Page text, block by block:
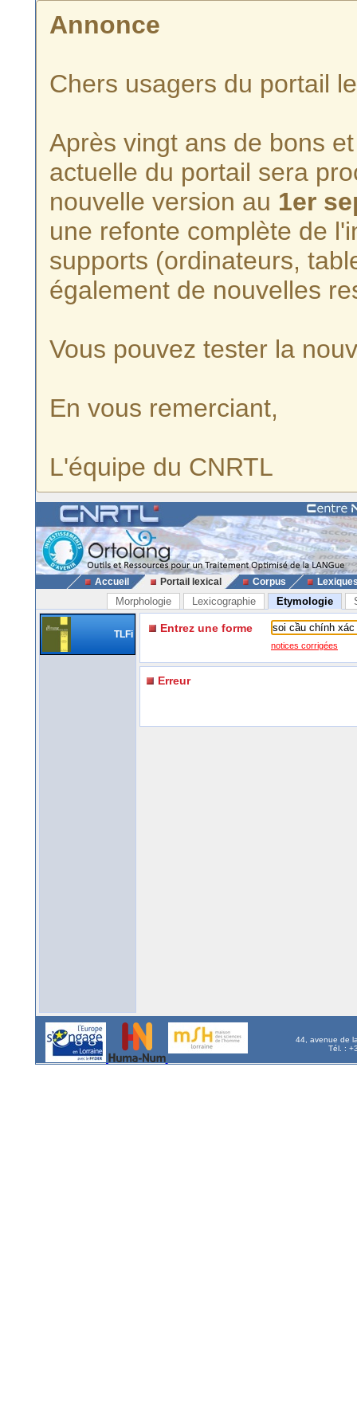
Annonce
Chers usagers du portail
Après vingt ans de bons
actuelle du portail sera
nouvelle version au 1er
une refonte complète de
supports (ordinateurs,
également de nouvelles
Vous pouvez tester la
En vous remerciant,
L'équipe du CNRTL
Accueil Portail lexical Corpus
Morphologie Lexicographie Etymologie
TLFi Entrez une forme
notices corrigées
Erreur
44, avenue de
Tél. :